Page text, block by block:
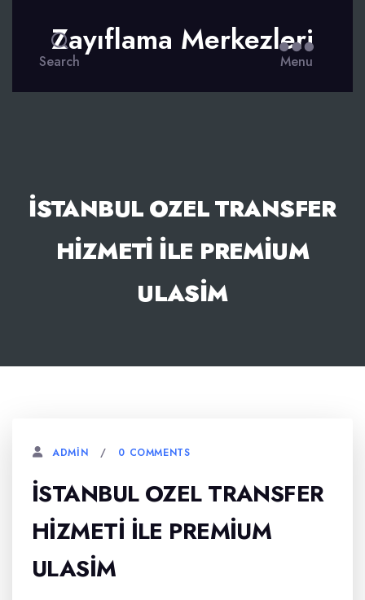
Search
Zayıflama Merkezleri
Menu
İSTANBUL OZEL TRANSFER
HIZMETI İLE PREMIUM
ULASIM
ADMIN 0 COMMENTS
İSTANBUL OZEL TRANSFER
HIZMETI İLE PREMIUM
ULASIM